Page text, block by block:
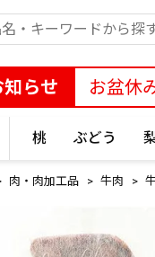
知らせ お盆休
桃 ぶどう
肉・肉加工品 牛肉